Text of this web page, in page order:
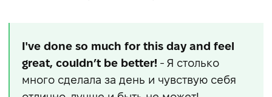
I've done so much for this day and feel
great, couldn’t be better! - Я столько
много сделала за день и чувствую себя